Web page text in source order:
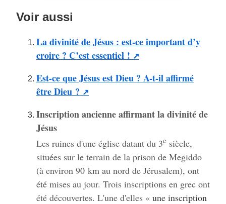
Voir aussi
La divinité de Jésus : est-ce important d’y
croire ? C’est essentiel !
Est-ce que Jésus est Dieu ? A-t-il affirmé
être Dieu ?
Inscription ancienne affirmant la divinité de
Jésus
Les ruines d'une église datant du 3e siècle,
situées sur le terrain de la prison de Megiddo
(à environ 90 km au nord de Jérusalem), ont
été mises au jour. Trois inscriptions en grec ont
été découvertes. L'une d'elles « une inscription